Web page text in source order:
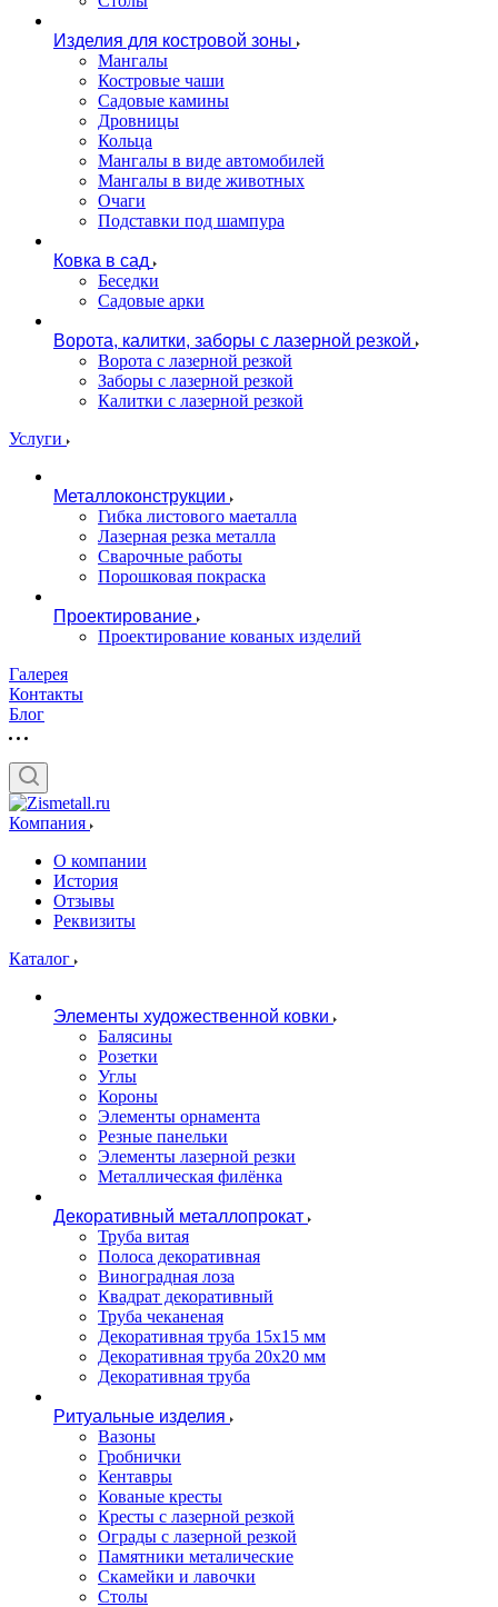
Изделия для костровой зоны
Мангалы
Костровые чаши
Садовые камины
Дровницы
Кольца
Мангалы в виде автомобилей
Мангалы в виде животных
Очаги
Подставки под шампура
Ковка в сад
Беседки
Садовые арки
Ворота, калитки, заборы с лазерной резкой
Ворота с лазерной резкой
Заборы с лазерной резкой
Калитки с лазерной резкой
Услуги
Металлоконструкции
Гибка листового маеталла
Лазерная резка металла
Сварочные работы
Порошковая покраска
Проектирование
Проектирование кованых изделий
Галерея
Контакты
Блог
Компания
О компании
История
Отзывы
Реквизиты
Каталог
Элементы художественной ковки
Балясины
Розетки
Углы
Короны
Элементы орнамента
Резные панельки
Элементы лазерной резки
Металлическая филёнка
Декоративный металлопрокат
Труба витая
Полоса декоративная
Виноградная лоза
Квадрат декоративный
Труба чеканеная
Декоративная труба 15х15 мм
Декоративная труба 20х20 мм
Декоративная труба
Ритуальные изделия
Вазоны
Гробнички
Кентавры
Кованые кресты
Кресты с лазерной резкой
Ограды с лазерной резкой
Памятники металические
Скамейки и лавочки
Столы